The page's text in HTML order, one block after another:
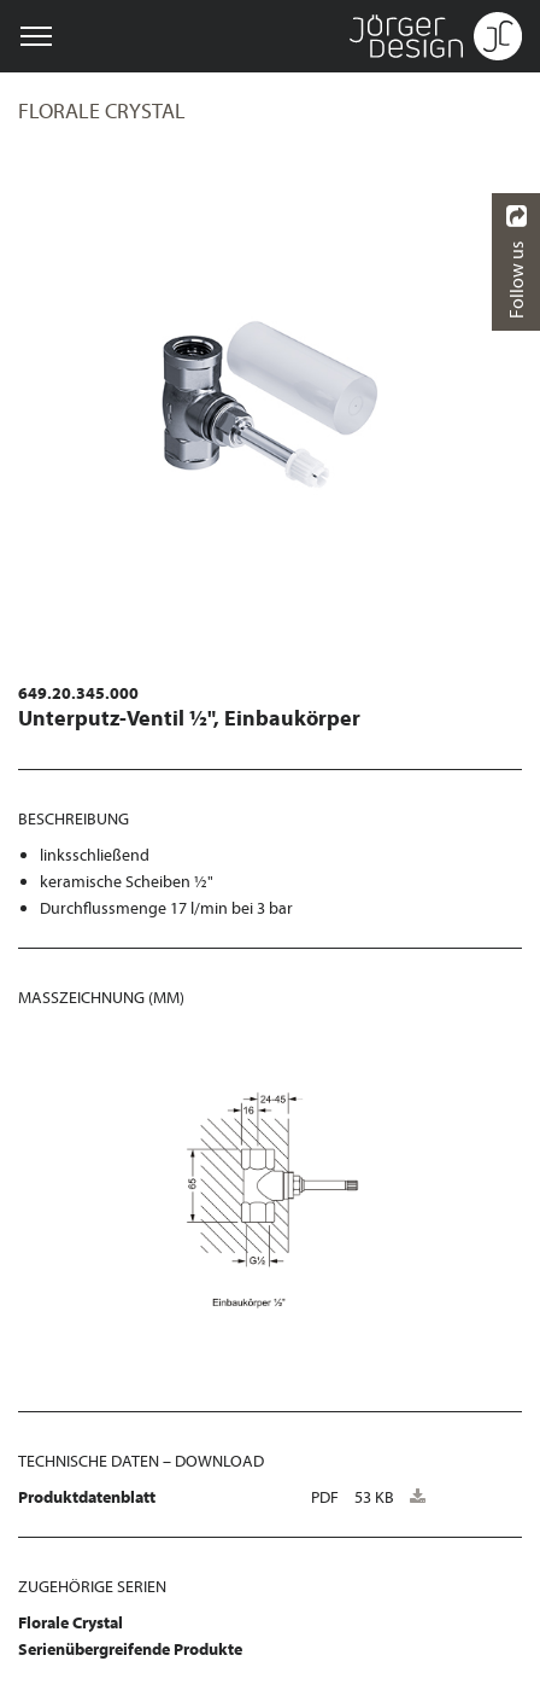
FLORALE CRYSTAL
649.20.345.000
Unterputz-Ventil ½", Einbaukörper
BESCHREIBUNG
linksschließend
keramische Scheiben ½"
Durchflussmenge 17 l/min bei 3 bar
MASSZEICHNUNG (MM)
TECHNISCHE DATEN – DOWNLOAD
Produktdatenblatt
PDF 53 KB
ZUGEHÖRIGE SERIEN
Florale Crystal
Serienübergreifende Produkte
Follow us